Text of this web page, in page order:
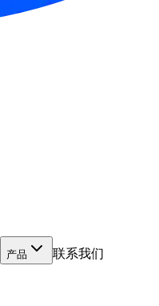
产品 联系我们